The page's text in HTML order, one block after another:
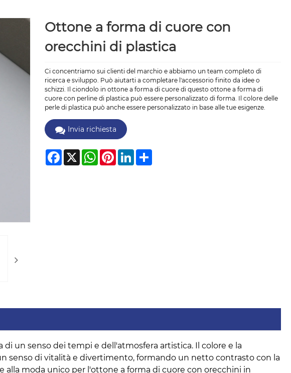
Ottone a forma di cuore con
orecchini di plastica
Ci concentriamo sui clienti del marchio e abbiamo un team completo di
ricerca e sviluppo. Può aiutarti a completare l'accessorio finito da idee o
schizzi. Il ciondolo in ottone a forma di cuore di questo ottone a forma di
cuore con perline di plastica può essere personalizzato di forma. Il colore delle
perle di plastica può anche essere personalizzato in base alle tue esigenze.
Invia richiesta
Facebook
X WhatsAppPinterestLinkedInShare
un senso dei tempi e dell'atmosfera artistica. Il colore e la
senso di vitalità e divertimento, formando un netto contrasto con la
alla moda unico per l'ottone a forma di cuore con orecchini in